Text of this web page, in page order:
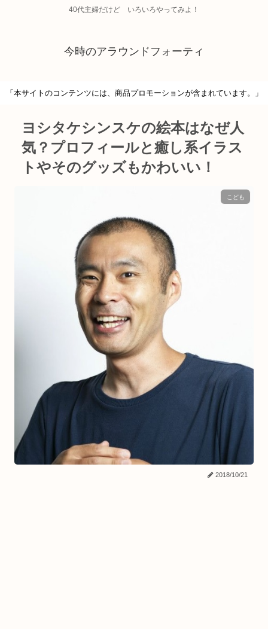
40代主婦だけど いろいろやってみよ！
今時のアラウンドフォーティ
「本サイトのコンテンツには、商品プロモーションが含まれています。」
ヨシタケシンスケの絵本はなぜ人
気？プロフィールと癒し系イラス
トやそのグッズもかわいい！
こども
2018/10/21